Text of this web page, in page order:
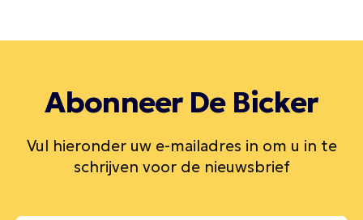
Abonneer De Bicker
Vul hieronder uw e-mailadres in om u in te
schrijven voor de nieuwsbrief